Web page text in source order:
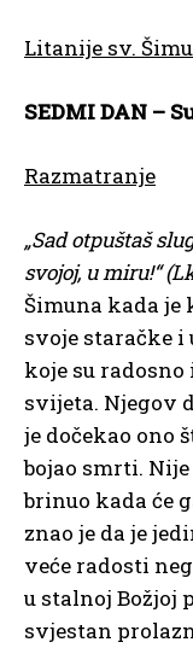
Litanije sv.
SEDMI DAN –
Razmatranje
„Sad otpuštaš
svojoj, u miru!“
Šimuna kada je
svoje staračke i
koje su
svijeta. Njegov
je dočekao ono
bojao smrti.
brinuo kada će
znao je da je
veće radosti
u stalnoj Božjoj
svjestan